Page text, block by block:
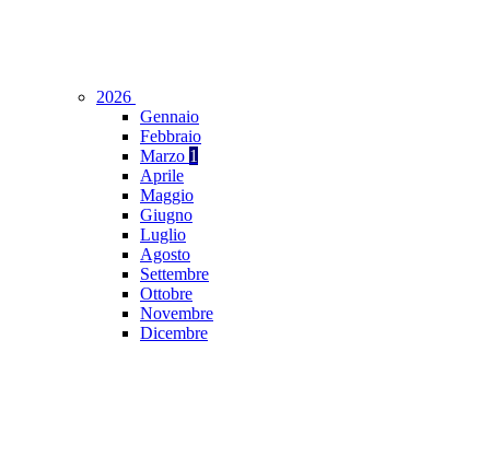
2026
Gennaio
Febbraio
Marzo 1
Aprile
Maggio
Giugno
Luglio
Agosto
Settembre
Ottobre
Novembre
Dicembre